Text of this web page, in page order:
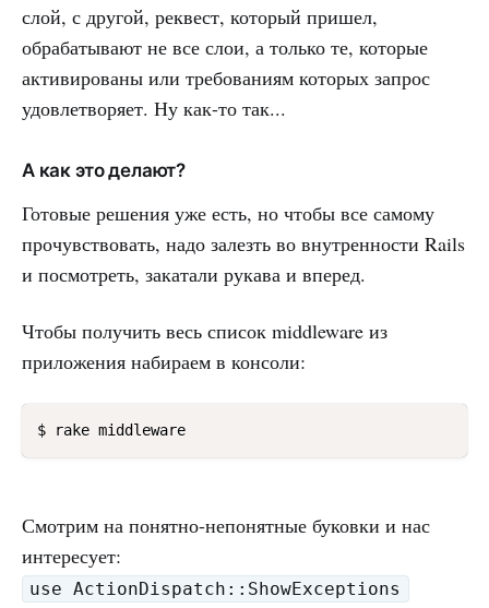
слой, с другой, реквест, который пришел,
обрабатывают не все слои, а только те, которые
активированы или требованиям которых запрос
удовлетворяет. Ну как-то так...
А как это делают?
Готовые решения уже есть, но чтобы все самому
прочувствовать, надо залезть во внутренности Rails
и посмотреть, закатали рукава и вперед.
Чтобы получить весь список middleware из
приложения набираем в консоли:
Смотрим на понятно-непонятные буковки и нас
интересует:
use ActionDispatch::ShowExceptions